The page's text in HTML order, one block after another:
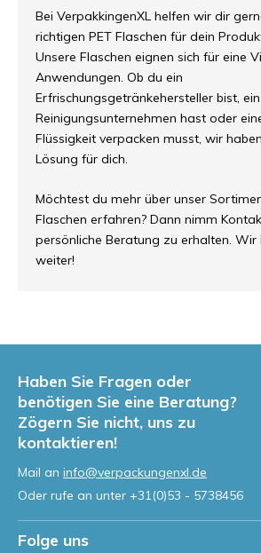
Bei VerpakkingenXL helfen wir dir
richtigen PET Flaschen für dein
Unsere Flaschen eignen sich für eine
Anwendungen. Ob du ein
Erfrischungsgetränkehersteller bist, ein
Reinigungsunternehmen hast oder
Flüssigkeit verpacken musst, wir
Lösung für dich.
Möchtest du mehr über unser
Flaschen erfahren? Dann nimm
persönliche Beratung zu erhalten. Wir
weiter!
Haben Sie Fragen oder
benötigen Sie eine Beratung?
Zögern Sie nicht, uns zu
kontaktieren!
Mail an info@verpackungenxl.de
Oder rufe an unter +31(0)53 - 5738456
Folge uns